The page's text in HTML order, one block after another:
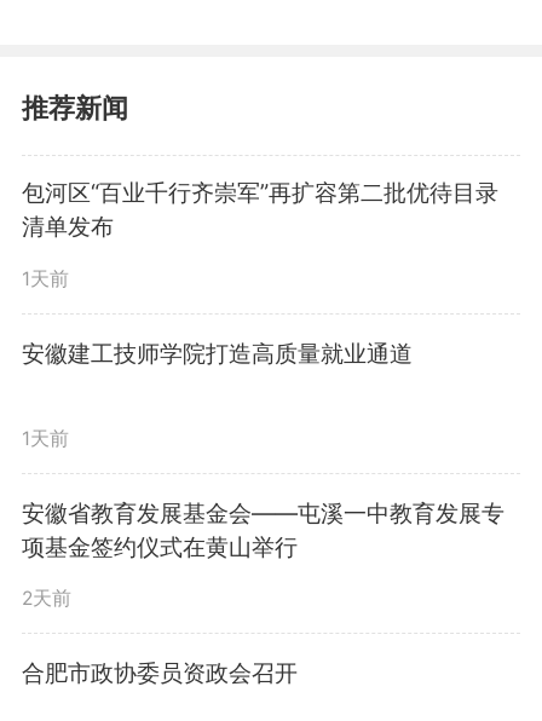
干部们化身“民情观察员”，穿梭在
村落的大街小巷、房前屋后。他们
敲开一扇扇家门，与村民们拉家
常、问需求，详细记录每一户家庭
的情况，最终确定辖区10人为“窗
空巢老人4人、独居老人4人。摸排
完成后，工作人员在特殊群体住户
显眼位置张贴“窗帘之约”标识，既
作为服务的醒目标志，也成为特殊
群体在需要帮助时随时可及的“联
推荐新闻
包河区“百业千行齐崇军”再扩容第二批优待目录
清单发布
1天前
安徽建工技师学院打造高质量就业通道
1天前
安徽省教育发展基金会——屯溪一中教育发展专
项基金签约仪式在黄山举行
2天前
合肥市政协委员资政会召开